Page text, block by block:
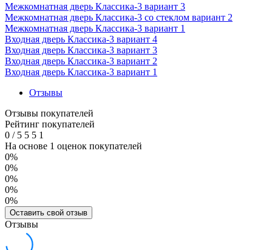
Межкомнатная дверь Классика-3 вариант 3
Межкомнатная дверь Классика-3 со стеклом вариант 2
Межкомнатная дверь Классика-3 вариант 1
Входная дверь Классика-3 вариант 4
Входная дверь Классика-3 вариант 3
Входная дверь Классика-3 вариант 2
Входная дверь Классика-3 вариант 1
Отзывы
Отзывы покупателей
Рейтинг покупателей
0 /5 5 5 1
На основе 1 оценок покупателей
0%
0%
0%
0%
0%
Оставить свой отзыв
Отзывы